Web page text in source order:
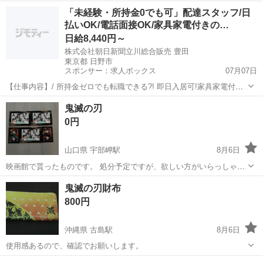
✻*˸ꕤ*˸*⋆。✻ 他にも不要になったものを出品しています。ぜひプロフ
ィールからご覧ください。 ✻*˸ꕤ*˸*⋆。✻...
粟津駅 ノベルティグッズ 鬼滅の刃
「未経験・所持金0でも可」配達スタッフ/日
払いOK/電話面接OK/家具家電付きの…
日給8,440円～
株式会社朝日新聞立川総合販売 豊田
東京都 日野市
スポンサー：求人ボックス
07月07日
【仕事内容】/ 所持金ゼロでも転職できる?! 即日入居可!家具家電付き
の寮・社宅あり! 引っ越しや上京の費用は”すべて”負担します 必ず面
接!電話面接もOK! 魅力ポイント 家具家電付きの寮・社宅を完備 無資
格・未経験OK! 年齢...
アルバイト・パート
鬼滅の刃
0円
山口県 宇部岬駅
8月6日
映画館で貰ったものです。 処分予定ですが、欲しい方がいらっしゃい
ましたら差し上げます。 近々処分しますので、問い合わせはお早め
に!! お取引場所は、昭和町のHOTEL R9 The Yard 宇部の裏手にある(奥
の方)灯...
山口 宇部市 宇部岬駅
鬼滅の刃財布
800円
沖縄県 古島駅
8月6日
使用感あるので、確認でお願いします。